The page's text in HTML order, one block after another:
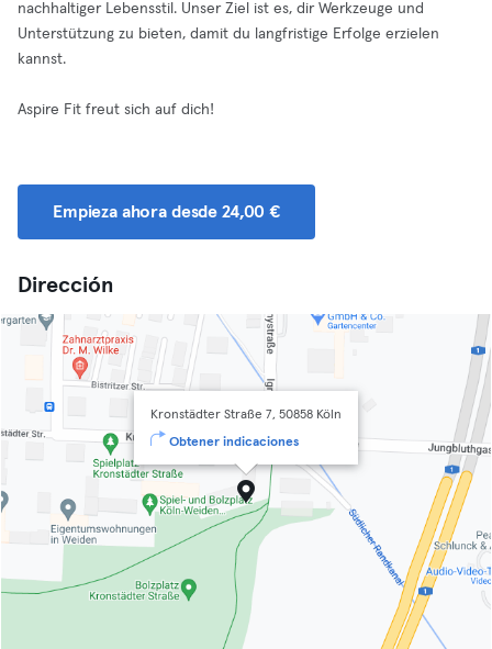
nachhaltiger Lebensstil. Unser Ziel ist es, dir Werkzeuge und
Unterstützung zu bieten, damit du langfristige Erfolge erzielen
kannst.
Aspire Fit freut sich auf dich!
Empieza ahora desde 24,00 €
Dirección
Kronstädter Straße 7, 50858 Köln
Obtener indicaciones